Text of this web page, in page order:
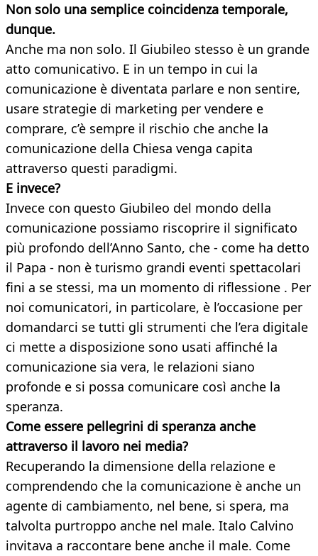
Non solo una semplice coincidenza temporale,
dunque.
Anche ma non solo. Il Giubileo stesso è un grande
atto comunicativo. E in un tempo in cui la
comunicazione è diventata parlare e non sentire,
usare strategie di marketing per vendere e
comprare, c’è sempre il rischio che anche la
comunicazione della Chiesa venga capita
attraverso questi paradigmi.
E invece?
Invece con questo Giubileo del mondo della
comunicazione possiamo riscoprire il significato
più profondo dell’Anno Santo, che - come ha detto
il Papa - non è turismo grandi eventi spettacolari
fini a se stessi, ma un momento di riflessione . Per
noi comunicatori, in particolare, è l’occasione per
domandarci se tutti gli strumenti che l’era digitale
ci mette a disposizione sono usati affinché la
comunicazione sia vera, le relazioni siano
profonde e si possa comunicare così anche la
speranza.
Come essere pellegrini di speranza anche
attraverso il lavoro nei media?
Recuperando la dimensione della relazione e
comprendendo che la comunicazione è anche un
agente di cambiamento, nel bene, si spera, ma
talvolta purtroppo anche nel male. Italo Calvino
invitava a raccontare bene anche il male. Come